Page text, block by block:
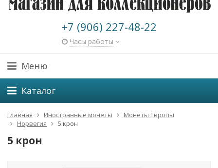
+7 (906) 227-48-22
Часы работы
Меню
Каталог
Главная Иностранные монеты
Монеты Европы
Норвегия
5 крон
5 крон